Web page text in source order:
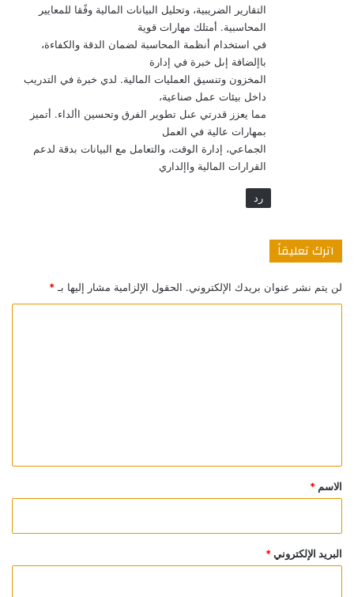
التقارير الضريبية، وتحليل البيانات المالية وفًقا للمعايير
المحاسبية. أمتلك مهارات قوية
في استخدام أنظمة المحاسبة لضمان الدقة والكفاءة،
باإلضافة إىل خبرة في إدارة
المخزون وتنسيق العمليات المالية. لدي خبرة في التدريب
داخل بيئات عمل صناعية،
مما يعزز قدرتي عىل تطوير الفرق وتحسين األداء. أتميز
بمهارات عالية في العمل
الجماعي، إدارة الوقت، والتعامل مع البيانات بدقة لدعم
القرارات المالية واإلداري
رد
اترك تعليقاً
لن يتم نشر عنوان بريدك الإلكتروني. الحقول الإلزامية مشار إليها بـ*
*
الاسم *
البريد الإلكتروني*